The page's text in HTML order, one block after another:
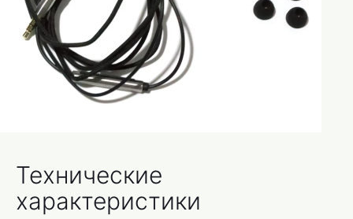
Технические
характеристики